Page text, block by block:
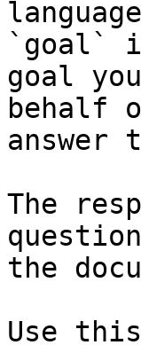
`goal`
goal
behalf
answer
The
the
Use